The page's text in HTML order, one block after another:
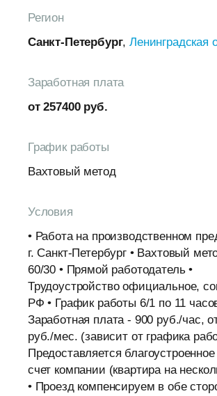
Регион
Санкт-Петербург,Ленинградская
Заработная плата
от 257400 руб.
График работы
Вахтовый метод
Условия
• Работа на производственном
г. Санкт-Петербург • Вахтовый
60/30 • Прямой работодатель •
Трудоустройство официальное,
РФ • График работы 6/1 по 11
Заработная плата - 900 руб./час,
руб./мес. (зависит от графика
Предоставляется
счет компании (квартира на
• Проезд компенсируем в обе